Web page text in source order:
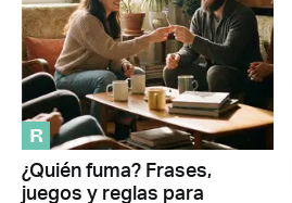
R
¿Quién fuma? Frases,
juegos y reglas para